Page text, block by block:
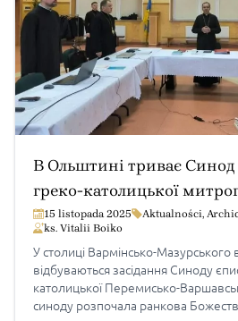
В Ольштині триває Синод
греко-католицької
15 listopada 2025 Aktualności,
ks. Vitalii Boiko
У столиці Вармінсько-Мазурського
відбуваються засідання Синоду
католицької Перемисько-
синоду розпочала ранкова